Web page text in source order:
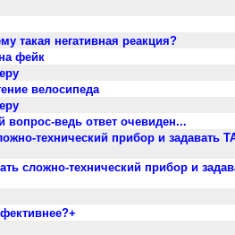
такая негативная реакция?
фейк
велосипеда
ведь ответ очевиден...
технический прибор и
сложно-технический прибор и